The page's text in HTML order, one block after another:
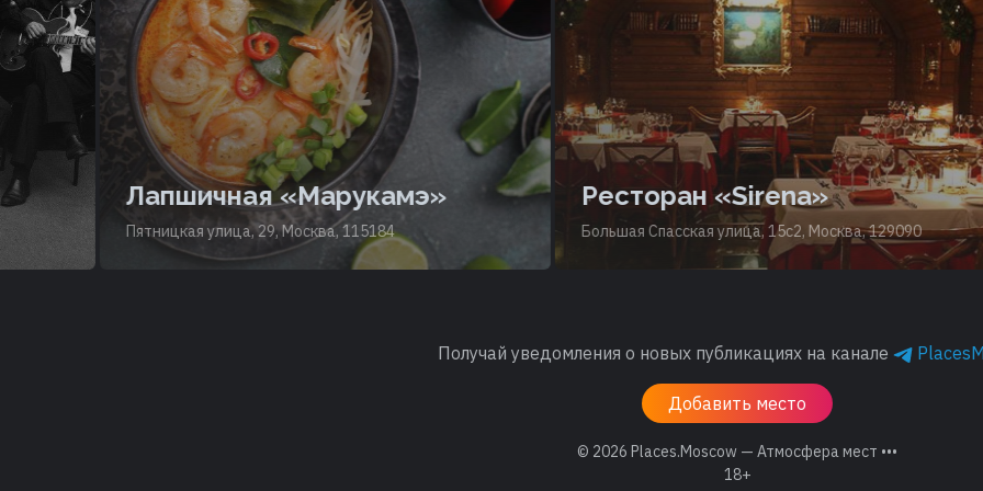
Лапшичная «Марукамэ»
Пятницкая улица, 29, Москва, 115184
Ресторан «Sirena»
Большая Спасская улица, 15с2, Москва, 129090
Получай уведомления о новых публикациях на канале
Добавить место
© 2026 Places.Moscow — Атмосфера мест •••
18+